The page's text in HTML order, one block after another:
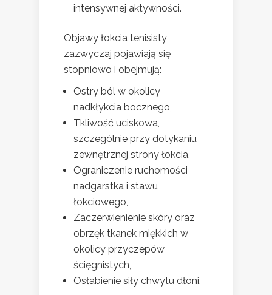
intensywnej aktywności.
Objawy łokcia tenisisty
zazwyczaj pojawiają się
stopniowo i obejmują:
Ostry ból w okolicy
nadkłykcia bocznego,
Tkliwość uciskowa,
szczególnie przy dotykaniu
zewnętrznej strony łokcia,
Ograniczenie ruchomości
nadgarstka i stawu
łokciowego,
Zaczerwienienie skóry oraz
obrzęk tkanek miękkich w
okolicy przyczepów
ścięgnistych,
Osłabienie siły chwytu dłoni.